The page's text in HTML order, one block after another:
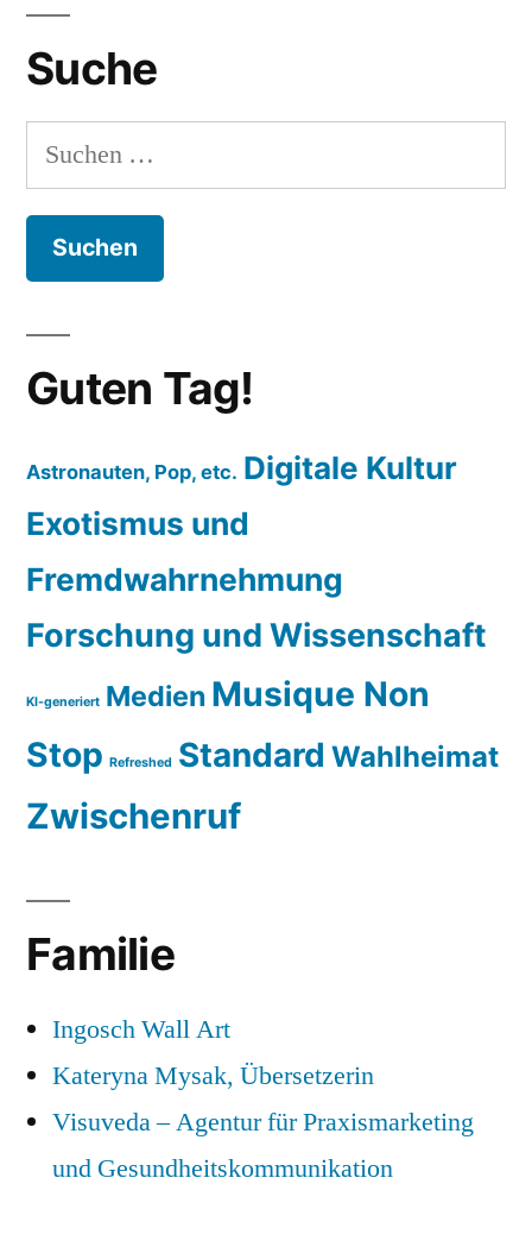
Suche
Suchen
nach:
Guten Tag!
Astronauten, Pop, etc. Digitale Kultur
Exotismus und
Fremdwahrnehmung
Forschung und Wissenschaft
KI-generiert Medien Musique Non
Stop Refreshed Standard Wahlheimat
Zwischenruf
Familie
Ingosch Wall Art
Kateryna Mysak, Übersetzerin
Visuveda – Agentur für Praxismarketing
und Gesundheitskommunikation